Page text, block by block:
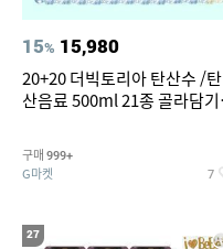
15% 15,980
20+20 더빅토리아 탄산수 /탄
산음료 500ml 21종 골라담기
구매 999+
G마켓 7
27